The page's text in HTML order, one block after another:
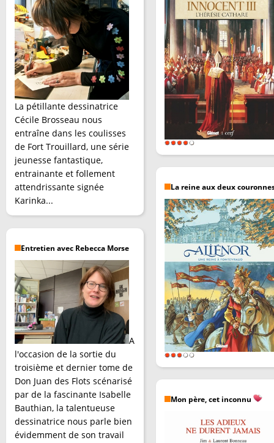
La pétillante dessinatrice
Cécile Brosseau nous
entraîne dans les coulisses
de Fort Trouillard, une série
jeunesse fantastique,
entrainante et follement
attendrissante signée
Karinka...
Entretien avec Rebecca Morse
A
l'occasion de la sortie du
troisième et dernier tome de
Don Juan des Flots scénarisé
par de la fascinante Isabelle
Bauthian, la talentueuse
dessinatrice nous parle bien
évidemment de son travail
La reine aux deux
Mon père, cet inconnu